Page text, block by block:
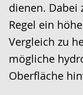
dienen. Dabei
Regel ein
Vergleich zu
mögliche
Oberfläche